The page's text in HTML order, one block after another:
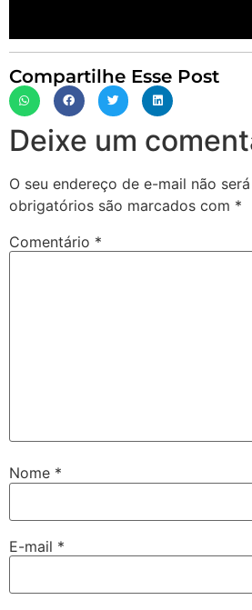
Compartilhe Esse Post
Deixe um
O seu endereço de e-mail não
obrigatórios são marcados com *
Comentário *
Nome *
E-mail *